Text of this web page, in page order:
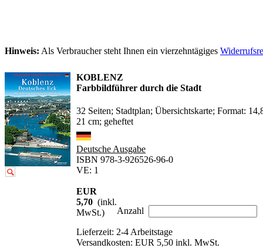
Hinweis: Als Verbraucher steht Ihnen ein vierzehntägiges
KOBLENZ
Farbbildführer durch die Stadt
32 Seiten; Stadtplan; Übersichtskarte; Format:
21 cm; geheftet
Deutsche Ausgabe
ISBN 978-3-926526-96-0
VE: 1
EUR
5,70 (inkl.
MwSt.)
Anzahl
Lieferzeit: 2-4 Arbeitstage
Versandkosten: EUR 5,50 inkl. MwSt.